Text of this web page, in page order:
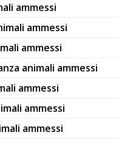
ammessi
ammessi
ammessi
animali ammessi
ammessi
ammessi
ammessi